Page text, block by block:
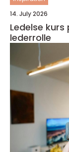
14. July 2026
Ledelse kurs praktisk veien til tryggere
lederrolle